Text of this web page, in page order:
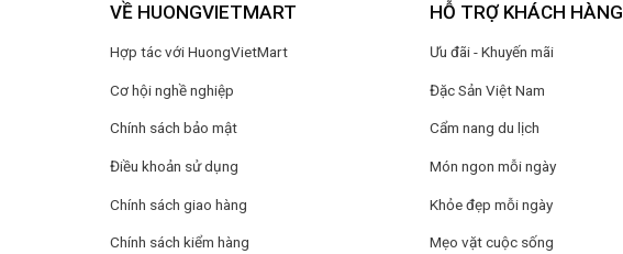
VỀ HUONGVIETMART
Hợp tác với HuongVietMart
Cơ hội nghề nghiệp
Chính sách bảo mật
Điều khoản sử dụng
Chính sách giao hàng
Chính sách kiểm hàng
HỖ TRỢ KHÁCH HÀNG
Ưu đãi - Khuyến mãi
Đặc Sản Việt Nam
Cẩm nang du lịch
Món ngon mỗi ngày
Khỏe đẹp mỗi ngày
Mẹo vặt cuộc sống